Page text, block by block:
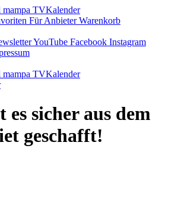
mampa TVKalender
Für AnbieterWarenkorb
YouTube Facebook Instagram
mampa TVKalender
es sicher aus dem
geschafft!